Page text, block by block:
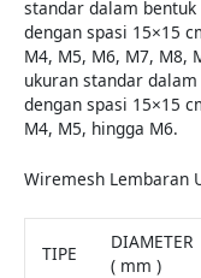
standar dalam
dengan spasi 15×15
M4, M5, M6, M7, M8,
ukuran standar
dengan spasi 15×15
M4, M5, hingga M6.
Wiremesh Lembaran
TIPE
DIAMETER
( mm )